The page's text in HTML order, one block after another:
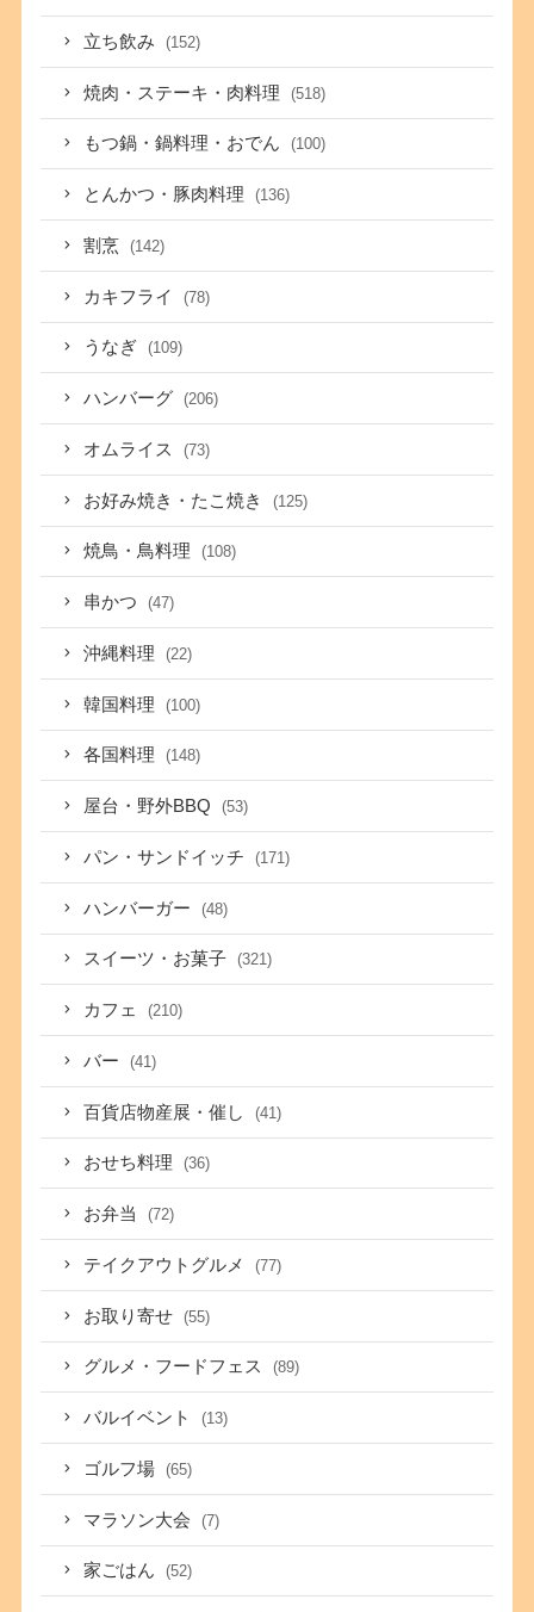
立ち飲み (152)
焼肉・ステーキ・肉料理 (518)
もつ鍋・鍋料理・おでん (100)
とんかつ・豚肉料理 (136)
割烹 (142)
カキフライ (78)
うなぎ (109)
ハンバーグ (206)
オムライス (73)
お好み焼き・たこ焼き (125)
焼鳥・鳥料理 (108)
串かつ (47)
沖縄料理 (22)
韓国料理 (100)
各国料理 (148)
屋台・野外BBQ (53)
パン・サンドイッチ (171)
ハンバーガー (48)
スイーツ・お菓子 (321)
カフェ (210)
バー (41)
百貨店物産展・催し (41)
おせち料理 (36)
お弁当 (72)
テイクアウトグルメ (77)
お取り寄せ (55)
グルメ・フードフェス (89)
バルイベント (13)
ゴルフ場 (65)
マラソン大会 (7)
家ごはん (52)